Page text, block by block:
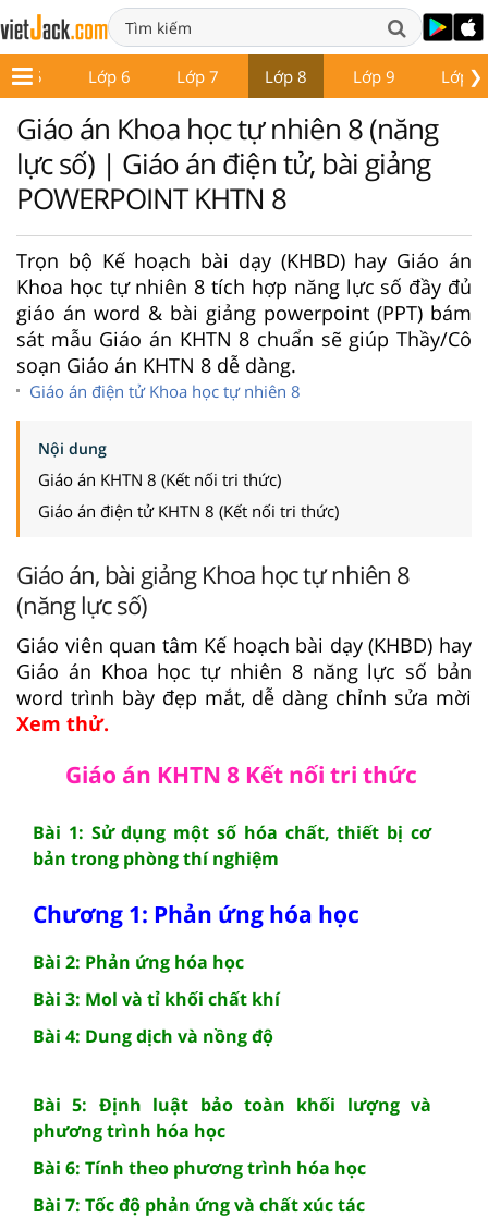
❯
Lớp 5 Lớp 6 Lớp 7 Lớp 8 Lớp 9 Lớp
Giáo án Khoa học tự nhiên 8 (năng
lực số) | Giáo án điện tử, bài giảng
POWERPOINT KHTN 8
Trọn bộ Kế hoạch bài dạy (KHBD) hay Giáo án
Khoa học tự nhiên 8 tích hợp năng lực số đầy đủ
giáo án word & bài giảng powerpoint (PPT) bám
sát mẫu Giáo án KHTN 8 chuẩn sẽ giúp Thầy/Cô
soạn Giáo án KHTN 8 dễ dàng.
Giáo án điện tử Khoa học tự nhiên 8
Nội dung
Giáo án KHTN 8 (Kết nối tri thức)
Giáo án điện tử KHTN 8 (Kết nối tri thức)
Giáo án, bài giảng Khoa học tự nhiên 8
(năng lực số)
Giáo viên quan tâm Kế hoạch bài dạy (KHBD) hay
Giáo án Khoa học tự nhiên 8 năng lực số bản
word trình bày đẹp mắt, dễ dàng chỉnh sửa mời
Xem thử.
Giáo án KHTN 8 Kết nối tri thức
Bài 1: Sử dụng một số hóa chất, thiết bị cơ
bản trong phòng thí nghiệm
Chương 1: Phản ứng hóa học
Bài 2: Phản ứng hóa học
Bài 3: Mol và tỉ khối chất khí
Bài 4: Dung dịch và nồng độ
Bài 5: Định luật bảo toàn khối lượng và
phương trình hóa học
Bài 6: Tính theo phương trình hóa học
Bài 7: Tốc độ phản ứng và chất xúc tác